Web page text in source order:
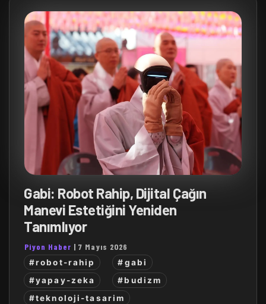
Gabi: Robot Rahip, Dijital Çağın
Manevi Estetiğini Yeniden
Tanımlıyor
Piyon Haber | 7 Mayıs 2026
#robot-rahip
#gabi
#yapay-zeka
#budizm
#teknoloji-tasarim